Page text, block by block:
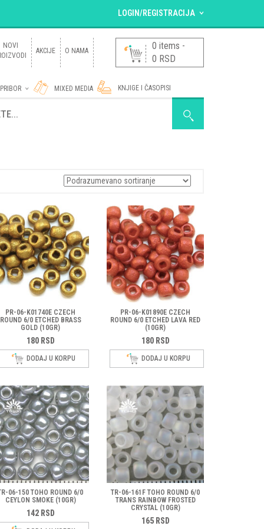
LOGIN/REGISTRACIJA
VEĆ SAM REGISTROVAN.
Korisničko ime ili e-mail adresa
NOVI KORISNIK ?
Registruj se
0 items -
0 RSD
NOVI
AKCIJE O NAMA
MIXED MEDIA KNJIGE I ČASOPISI
PR-06-K01740E CZECH
ROUND 6/0 ETCHED BRASS
GOLD (10GR)
180 RSD
DODAJ U KORPU
PR-06-K01890E CZECH
ROUND 6/0 ETCHED LAVA RED
(10GR)
180 RSD
DODAJ U KORPU
06-150 TOHO ROUND 6/0
CEYLON SMOKE (10GR)
142 RSD
TR-06-161F TOHO ROUND 6/0
TRANS RAINBOW FROSTED
CRYSTAL (10GR)
165 RSD